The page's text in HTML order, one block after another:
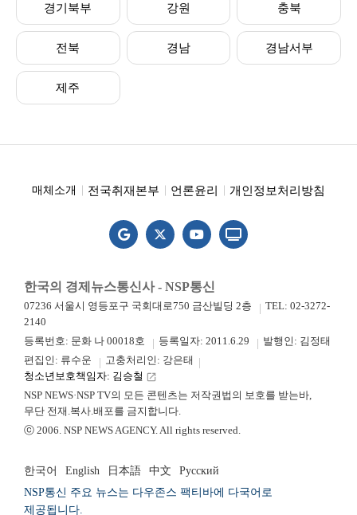
경기북부 강원 충북
전북 경남 경남서부
제주
매체소개 전국취재본부 언론윤리 개인정보처리방침
한국의 경제뉴스통신사 - NSP통신
07236 서울시 영등포구 국회대로750 금산빌딩 2층
TEL: 02-3272-
2140
등록번호: 문화 나 00018호
등록일자: 2011.6.29
발행인: 김정태
편집인: 류수운
고충처리인: 강은태
청소년보호책임자: 김승철 launch
NSP NEWS·NSP TV의 모든 콘텐츠는 저작권법의 보호를 받는바,
무단 전재.복사.배포를 금지합니다.
ⓒ 2006. NSP NEWS AGENCY. All rights reserved.
한국어 English 日本語 中文
Русский
NSP통신 주요 뉴스는 다우존스 팩티바에 다국어로
제공됩니다.